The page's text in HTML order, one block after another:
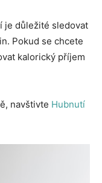
je důležité sledovat
Pokud se chcete
kalorický příjem
navštivte Hubnutí